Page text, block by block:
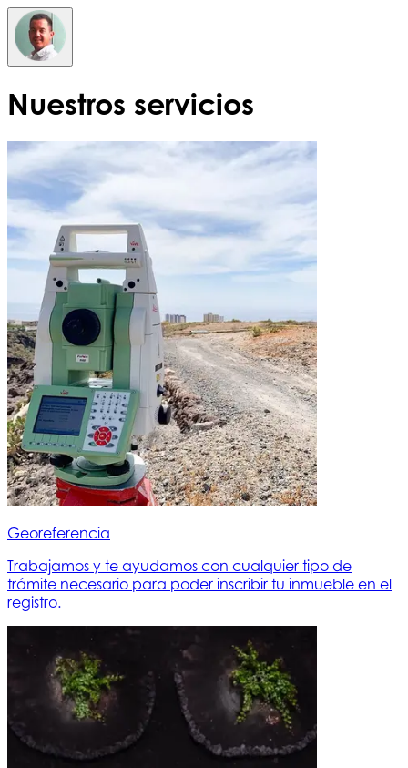
Nuestros servicios
Georeferencia
Trabajamos y te ayudamos con cualquier tipo de
trámite necesario para poder inscribir tu inmueble en el
registro.